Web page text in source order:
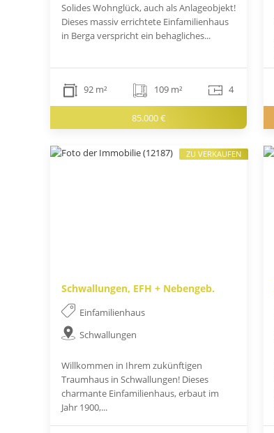
Solides Wohnglück, auch als Anlageobjekt!
Dieses massiv errichtete Einfamilienhaus
in Berga verspricht ein behagliches...
92 m² 109 m² 4
85.000 €
Schwallungen, EFH + Nebengeb.
Einfamilienhaus
Schwallungen
Willkommen in Ihrem zukünftigen
Traumhaus in Schwallungen! Dieses
charmante Einfamilienhaus, erbaut im
Jahr 1900,...
ZU VERKAUFEN